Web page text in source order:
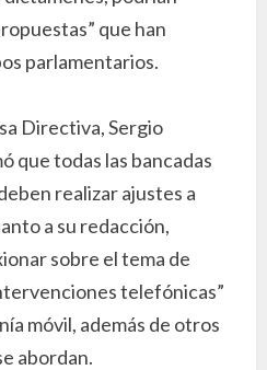
que han
parlamentarios.
Directiva, Sergio
que todas las bancadas
realizar ajustes a
a su redacción,
sobre el tema de
telefónicas”
móvil, además de otros
abordan.